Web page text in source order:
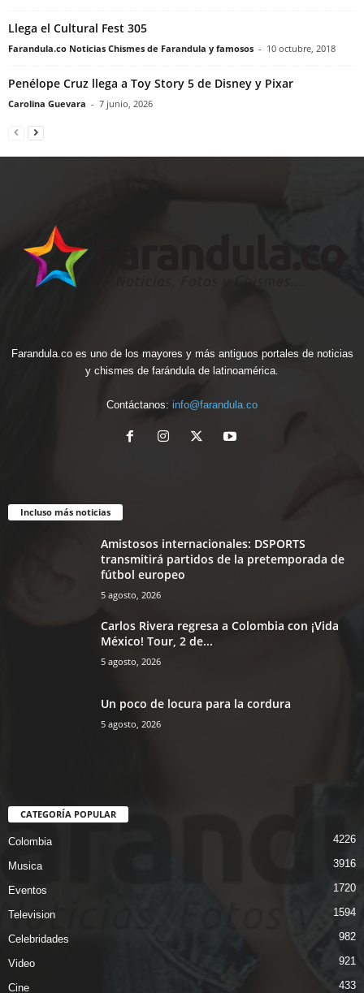
Llega el Cultural Fest 305
Farandula.co Noticias Chismes de Farandula y famosos - 10 octubre, 2018
Penélope Cruz llega a Toy Story 5 de Disney y Pixar
Carolina Guevara - 7 junio, 2026
Farandula.co es uno de los mayores y más antiguos portales de noticias
y chismes de farándula de latinoamérica.
Contáctanos: info@farandula.co
Incluso más noticias
Amistosos internacionales: DSPORTS
transmitirá partidos de la pretemporada de
fútbol europeo
5 agosto, 2026
Carlos Rivera regresa a Colombia con ¡Vida
México! Tour, 2 de...
5 agosto, 2026
Un poco de locura para la cordura
5 agosto, 2026
CATEGORÍA POPULAR
Colombia 4226
Musica 3916
Eventos 1720
Television 1594
Celebridades 982
Video 921
Cine 433